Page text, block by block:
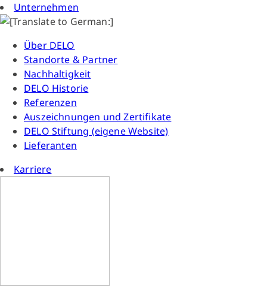
Unternehmen
Über DELO
Standorte & Partner
Nachhaltigkeit
DELO Historie
Referenzen
Auszeichnungen und Zertifikate
DELO Stiftung (eigene Website)
Lieferanten
Karriere